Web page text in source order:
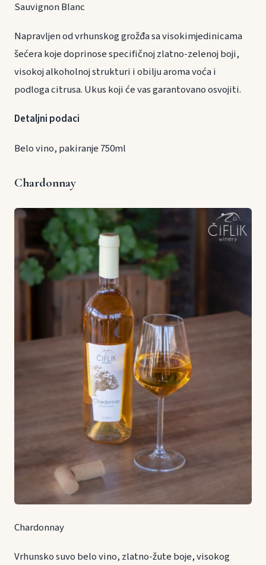
Sauvignon Blanc
Napravljen od vrhunskog grožđa sa visokimjedinicama
šećera koje doprinose specifičnoj zlatno-zelenoj boji,
visokoj alkoholnoj strukturi i obilju aroma voća i
podloga citrusa. Ukus koji će vas garantovano osvojiti.
Detaljni podaci
Belo vino, pakiranje 750ml
Chardonnay
Chardonnay
Vrhunsko suvo belo vino, zlatno-žute boje, visokog